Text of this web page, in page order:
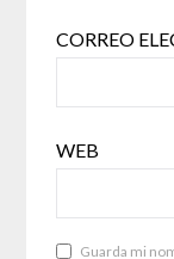
CORREO
WEB
Guarda mi